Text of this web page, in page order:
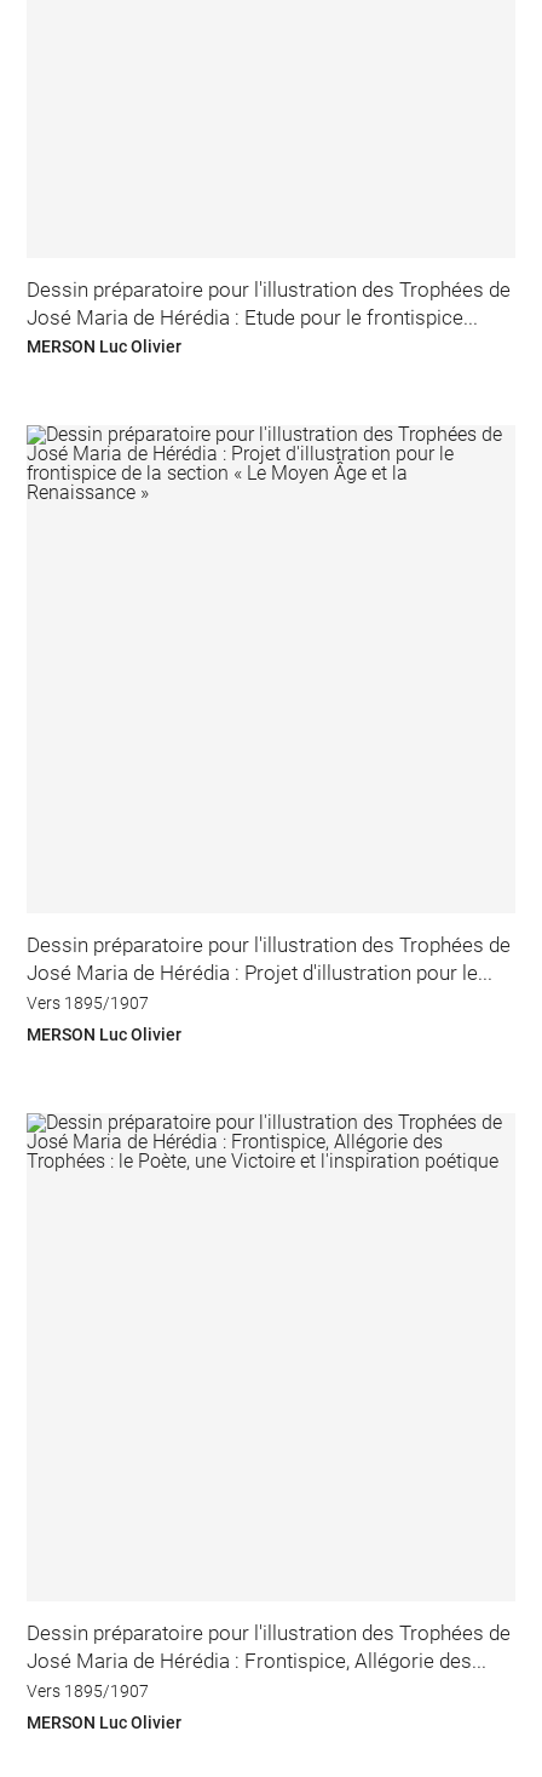
Dessin préparatoire pour l'illustration des Trophées de
José Maria de Hérédia : Etude pour le frontispice...
MERSON Luc Olivier
Dessin préparatoire pour l'illustration des Trophées de
José Maria de Hérédia : Projet d'illustration pour le...
Vers 1895/1907
MERSON Luc Olivier
Dessin préparatoire pour l'illustration des Trophées de
José Maria de Hérédia : Frontispice, Allégorie des...
Vers 1895/1907
MERSON Luc Olivier